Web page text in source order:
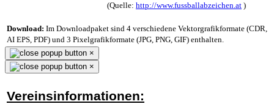
(Quelle: http://www.fussballabzeichen.at )
Download: Im Downloadpaket sind 4 verschiedene Vektorgrafikformate (CDR,
AI EPS, PDF) und 3 Pixelgrafikformate (JPG, PNG, GIF) enthalten.
×
×
Vereinsinformationen: